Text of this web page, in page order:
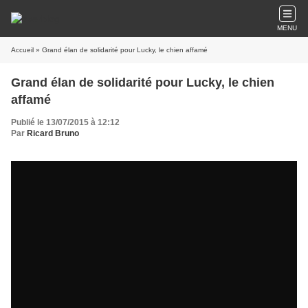
MENU
Accueil » Grand élan de solidarité pour Lucky, le chien affamé
Grand élan de solidarité pour Lucky, le chien
affamé
Publié le 13/07/2015 à 12:12
Par Ricard Bruno